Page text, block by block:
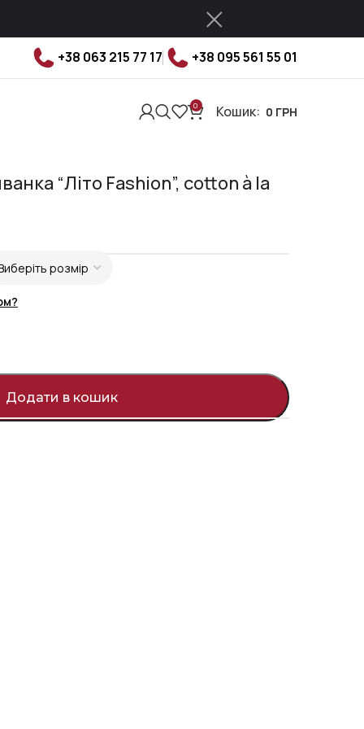
+38 063 215 77 17 +38 095 561 55 01
0 Кошик: 0 ГРН
“Літо Fashion”, cotton à la
Додати в кошик